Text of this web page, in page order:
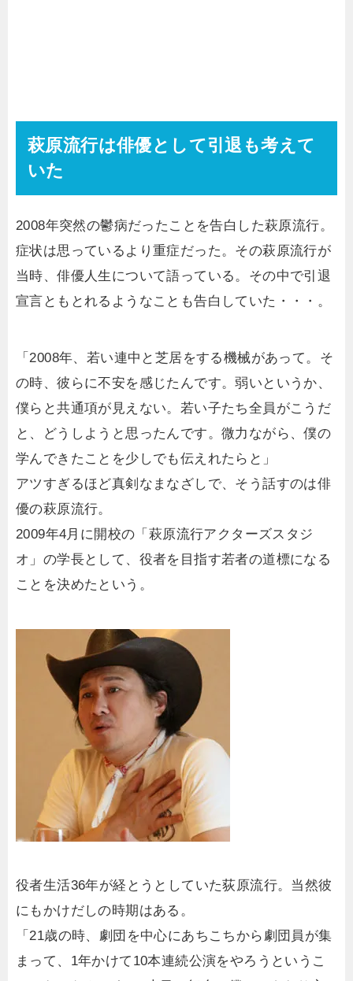
萩原流行は俳優として引退も考えて
いた
2008年突然の鬱病だったことを告白した萩原流行。
症状は思っているより重症だった。その萩原流行が
当時、俳優人生について語っている。その中で引退
宣言ともとれるようなことも告白していた・・・。
「2008年、若い連中と芝居をする機械があって。そ
の時、彼らに不安を感じたんです。弱いというか、
僕らと共通項が見えない。若い子たち全員がこうだ
と、どうしようと思ったんです。微力ながら、僕の
学んできたことを少しでも伝えれたらと」
アツすぎるほど真剣なまなざしで、そう話すのは俳
優の萩原流行。
2009年4月に開校の「萩原流行アクターズスタジ
オ」の学長として、役者を目指す若者の道標になる
ことを決めたという。
役者生活36年が経とうとしていた荻原流行。当然彼
にもかけだしの時期はある。
「21歳の時、劇団を中心にあちこちから劇団員が集
まって、1年かけて10本連続公演をやろうというこ